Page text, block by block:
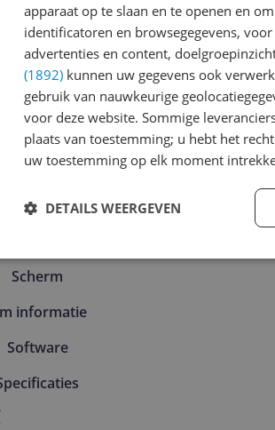
en ondersteuning
Kenmerken
instellen en gebruik
kenmerken
Scherm
informatie
Software
apparaat op te slaan en te openen en
identificatoren en browsegegevens,
advertenties en content,
(1892) kunnen uw gegevens ook
gebruik van nauwkeurige
voor deze website. Sommige
plaats van toestemming; u hebt het
uw toestemming op elk moment
DETAILS WEERGEVEN